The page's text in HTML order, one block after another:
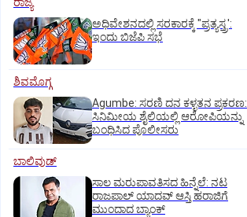
ಅಧಿವೇಶನದಲ್ಲಿ ಸರಕಾರಕ್ಕೆ "ಪ್ರತ್ಯಸ್ತ್ರ':
ಇಂದು ಬಿಜೆಪಿ ಸಭೆ
ಶಿವಮೊಗ್ಗ
Agumbe: ಸರಣಿ ದನ ಕಳ್ಳತನ ಪ್ರಕರಣ:
ಸಿನಿಮೀಯ ಶೈಲಿಯಲ್ಲಿ ಆರೋಪಿಯನ್ನು
ಬಂಧಿಸಿದ ಪೊಲೀಸರು
ಬಾಲಿವುಡ್‌
ಸಾಲ ಮರುಪಾವತಿಸದ ಹಿನ್ನೆಲೆ: ನಟ
ರಾಜಪಾಲ್ ಯಾದವ್‌ ಆಸ್ತಿ ಹರಾಜಿಗೆ
ಮುಂದಾದ ಬ್ಯಾಂಕ್